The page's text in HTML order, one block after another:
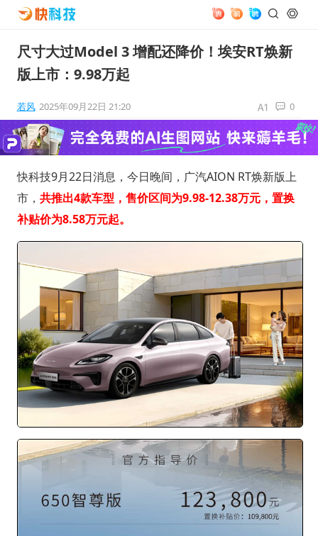
尺寸大过Model 3 增配还降价！埃安RT焕新
版上市：9.98万起
若风 2025年09月22日 21:20 0
快科技9月22日消息，今日晚间，广汽AION RT焕新版上
市， 共推出4款车型，售价区间为9.98-12.38万元，置换
补贴价为8.58万元起。